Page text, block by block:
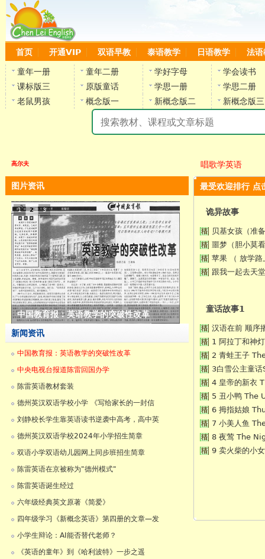
首页 开通VIP 双语早教 泰语教学 日语教学 法语
童年一册 童年二册 学好字母
学会读书
课标版三
原版童话 学思一册
学思二册
老鼠男孩
概念版一 新概念版二 新概念版三
高尔夫 唱歌学英语
图片资讯
市领导来我校现场办公
1 2 3
新闻资讯
中国教育报：英语教学的突破性改革
中央电视台报道陈雷回国办学
陈雷英语教材套装
德州英汉双语学校小学 《写给家长的一封信
刘静校长学生靠英语读书逆袭中高考，高中英
德州英汉双语学校2024年小学招生简章
双语小学双语幼儿园网上同步班招生简章
陈雷英语在京被称为"德州模式"
陈雷英语诞生经过
六年级经典英文原著《简爱》
四年级学习《新概念英语》第四册的文章—发
小学生辩论：AI能否替代老师？
《英语的童年》到《哈利波特》一步之遥
最受欢迎排行 点
诡异故事
贝基女孩（准
噩梦（胆小莫
苹果 （ 放学路
跟我一起去天
童话故事1
汉语在前 顺序
1 阿拉丁和神
2 青蛙王子
3白雪公主童
4 皇帝的新衣
5 丑小鸭 The
6 拇指姑娘
7 小美人鱼
8 夜莺 The
9 卖火柴的小